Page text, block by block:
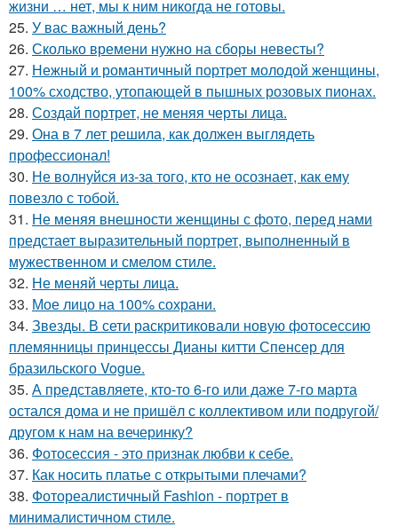
жизни … нет, мы к ним никогда не готовы.
25. У вас важный день?
26. Сколько времени нужно на сборы невесты?
27. Нежный и романтичный портрет молодой женщины,
100% сходство, утопающей в пышных розовых пионах.
28. Создай портрет, не меняя черты лица.
29. Она в 7 лет решила, как должен выглядеть
профессионал!
30. Не волнуйся из-за того, кто не осознает, как ему
повезло с тобой.
31. Не меняя внешности женщины с фото, перед нами
предстает выразительный портрет, выполненный в
мужественном и смелом стиле.
32. Не меняй черты лица.
33. Мое лицо на 100% сохрани.
34. Звезды. В сети раскритиковали новую фотосессию
племянницы принцессы Дианы китти Спенсер для
бразильского Vogue.
35. А представляете, кто-то 6-го или даже 7-го марта
остался дома и не пришёл с коллективом или подругой/
другом к нам на вечеринку?
36. Фотосессия - это признак любви к себе.
37. Как носить платье с открытыми плечами?
38. Фотореалистичный Fashion - портрет в
минималистичном стиле.